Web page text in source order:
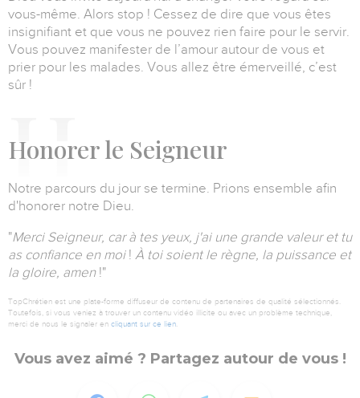
vous-même. Alors stop ! Cessez de dire que vous êtes
insignifiant et que vous ne pouvez rien faire pour le servir.
Vous pouvez manifester de l’amour autour de vous et
prier pour les malades. Vous allez être émerveillé, c’est
sûr !
Honorer le Seigneur
Notre parcours du jour se termine. Prions ensemble afin
d'honorer notre Dieu.
"Merci Seigneur, car à tes yeux, j'ai une grande valeur et tu
as confiance en moi! À toi soient le règne, la puissance et
la gloire, amen!"
TopChrétien est une plate-forme diffuseur de contenu de partenaires de qualité sélectionnés.
Toutefois, si vous veniez à trouver un contenu vidéo illicite ou avec un problème technique,
merci de nous le signaler en cliquant sur ce lien.
Vous avez aimé ? Partagez autour de vous !